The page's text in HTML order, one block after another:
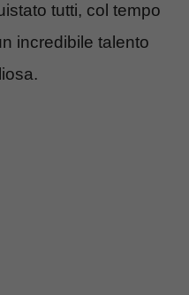
tutti, col tempo
incredibile talento